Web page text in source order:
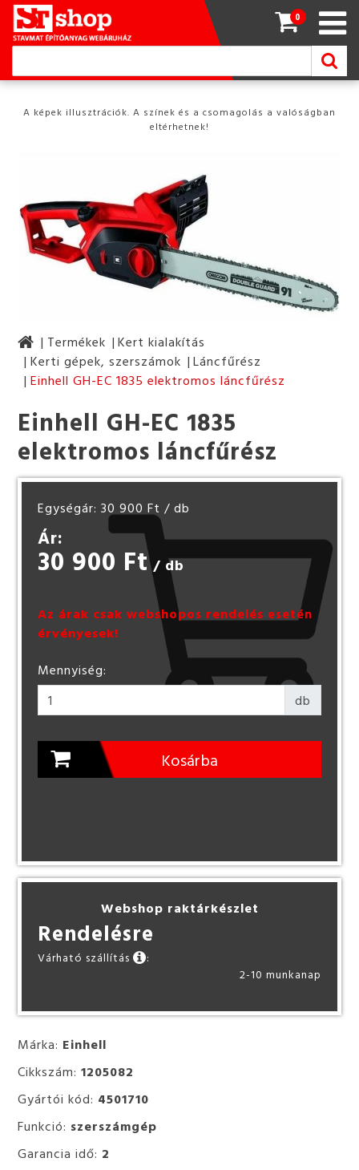
0
A képek illusztrációk. A színek és a csomagolás a valóságban
eltérhetnek!
Termékek
Kert kialakítás
Kerti gépek, szerszámok
Láncfűrész
Einhell GH-EC 1835 elektromos láncfűrész
Márka: Einhell
Cikkszám:1205082
Gyártói kód: 4501710
Funkció: szerszámgép
Garancia idő: 2
Einhell GH-EC 1835
elektromos láncfűrész
Egységár: 30 900 Ft / db
Ár:
30 900 Ft/ db
Az árak csak webshopos rendelés esetén
érvényesek!
Mennyiség:
db
Kosárba
Webshop raktárkészlet
Rendelésre
Várható szállítás
:
2-10 munkanap